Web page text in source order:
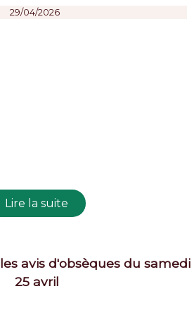
29/04/2026
avis d'obsèques du samedi
25 avril